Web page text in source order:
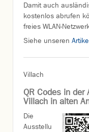
Damit auch
kostenlos abrufen
freies WLAN-
Siehe unseren
Villach
QR Codes in der
Villach in alten
Die
Ausstellu